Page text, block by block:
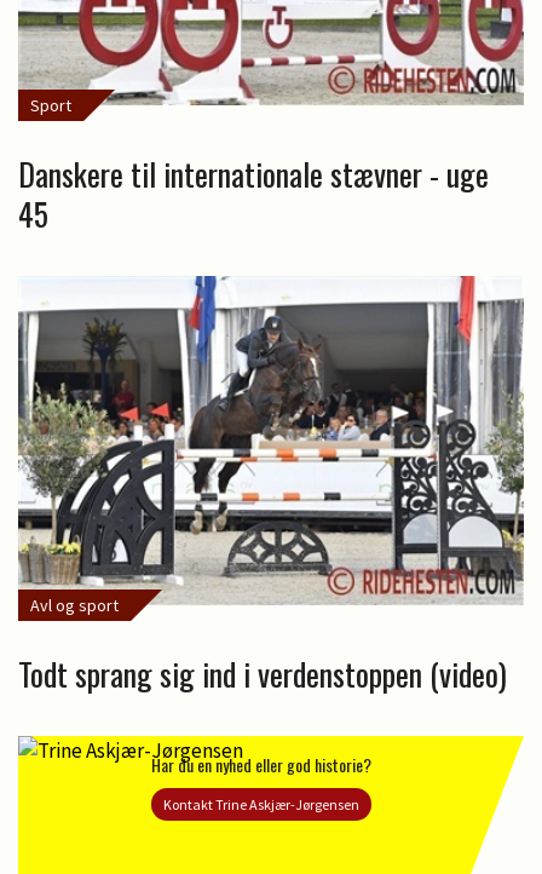
Sport
Danskere til internationale stævner - uge
45
Avl og sport
Todt sprang sig ind i verdenstoppen (video)
Har du en nyhed eller god historie?
Kontakt Trine Askjær-Jørgensen